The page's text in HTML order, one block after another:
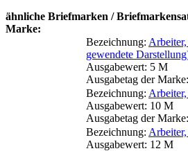
ähnliche Briefmarken /
Marke:
Bezeichnung:
gewendete
Ausgabewert: 5 M
Ausgabetag der
Bezeichnung:
Ausgabewert: 10 M
Ausgabetag der
Bezeichnung:
Ausgabewert: 12 M